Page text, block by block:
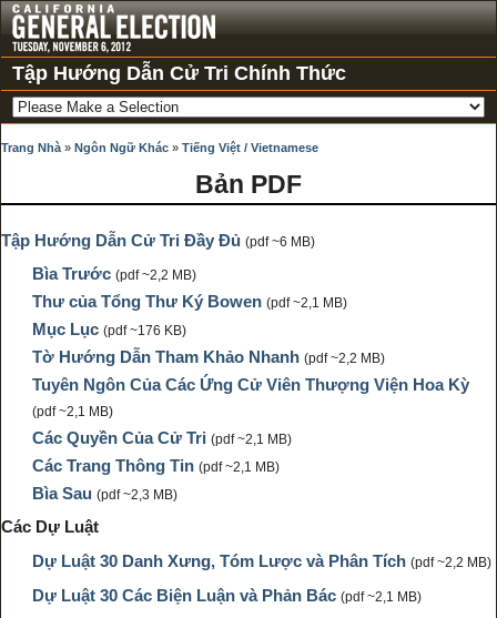
Tập Hướng Dẫn Cử Tri Chính Thức
Trang Nhà » Ngôn Ngữ Khác » Tiếng Việt / Vietnamese
Bản PDF
Tập Hướng Dẫn Cử Tri Đầy Đủ (pdf ~6 MB)
Bìa Trước (pdf ~2,2 MB)
Thư của Tổng Thư Ký Bowen (pdf ~2,1 MB)
Mục Lục (pdf ~176 KB)
Tờ Hướng Dẫn Tham Khảo Nhanh (pdf ~2,2 MB)
Tuyên Ngôn Của Các Ứng Cử Viên Thượng Viện Hoa Kỳ
(pdf ~2,1 MB)
Các Quyền Của Cử Tri (pdf ~2,1 MB)
Các Trang Thông Tin (pdf ~2,1 MB)
Bìa Sau (pdf ~2,3 MB)
Các Dự Luật
Dự Luật 30 Danh Xưng, Tóm Lược và Phân Tích (pdf ~2,2 MB)
Dự Luật 30 Các Biện Luận và Phản Bác (pdf ~2,1 MB)